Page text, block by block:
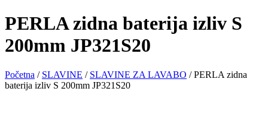
PERLA zidna baterija izliv S
200mm JP321S20
Početna / SLAVINE / SLAVINE ZA LAVABO / PERLA zidna
baterija izliv S 200mm JP321S20